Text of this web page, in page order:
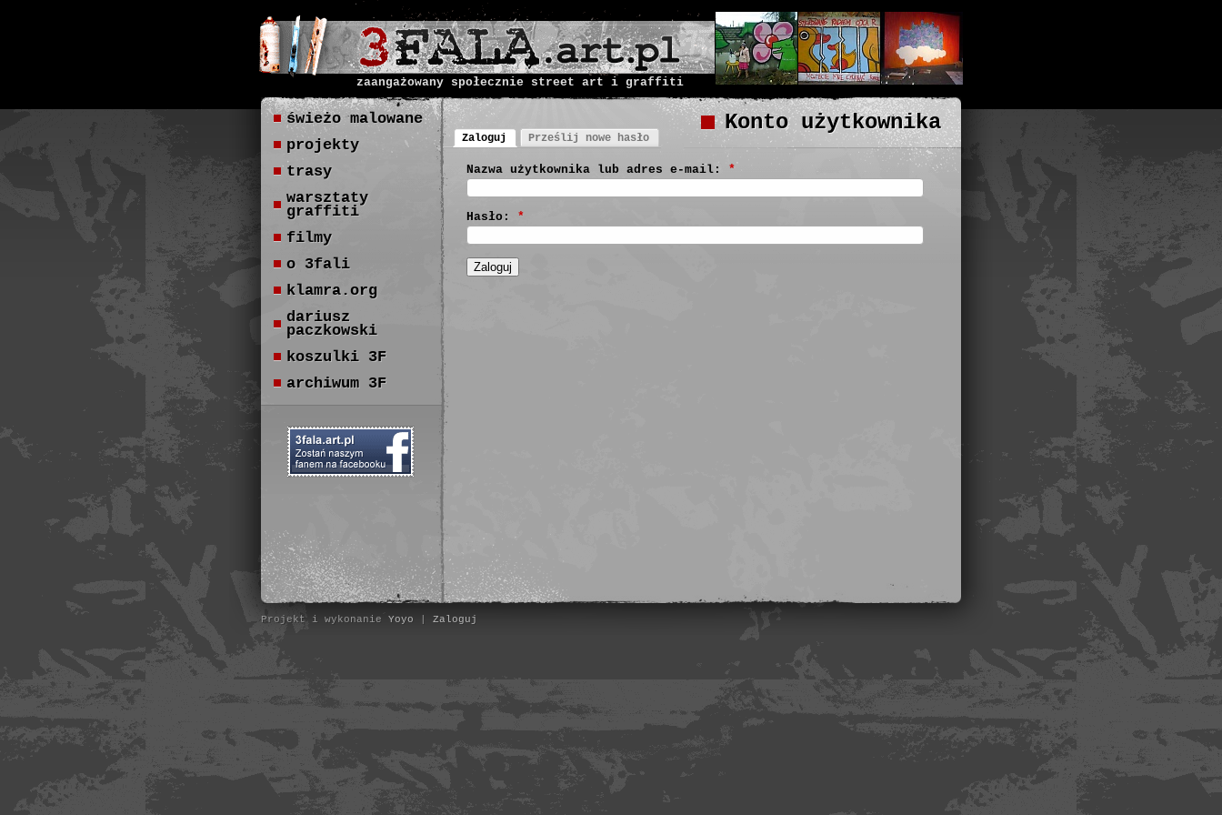
zaangażowany społecznie street art i graffiti
Konto użytkownika
Zaloguj Prześlij nowe hasło
Nazwa użytkownika lub adres e-mail: *
Hasło: *
świeżo malowane
projekty
trasy
warsztaty
graffiti
filmy
o 3fali
klamra.org
dariusz
paczkowski
koszulki 3F
archiwum 3F
Projekt i wykonanie Yoyo Zaloguj